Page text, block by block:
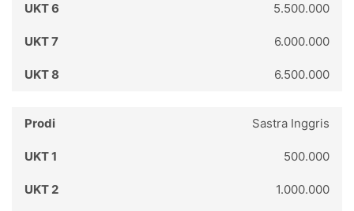
5.500.000
6.000.000
6.500.000
Sastra Inggris
500.000
1.000.000